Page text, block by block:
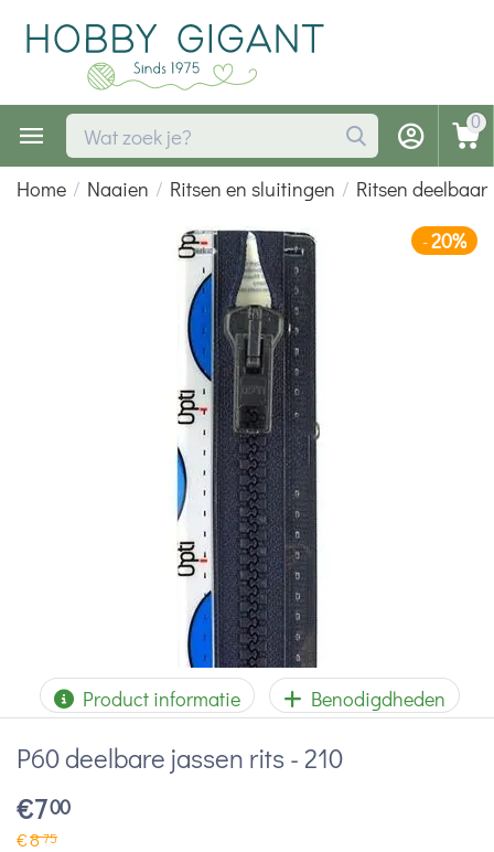
0
Home / Naaien / Ritsen en sluitingen / Ritsen deelbaar
-20%
Product informatie Benodigdheden
P60 deelbare jassen rits - 210
€700
€875